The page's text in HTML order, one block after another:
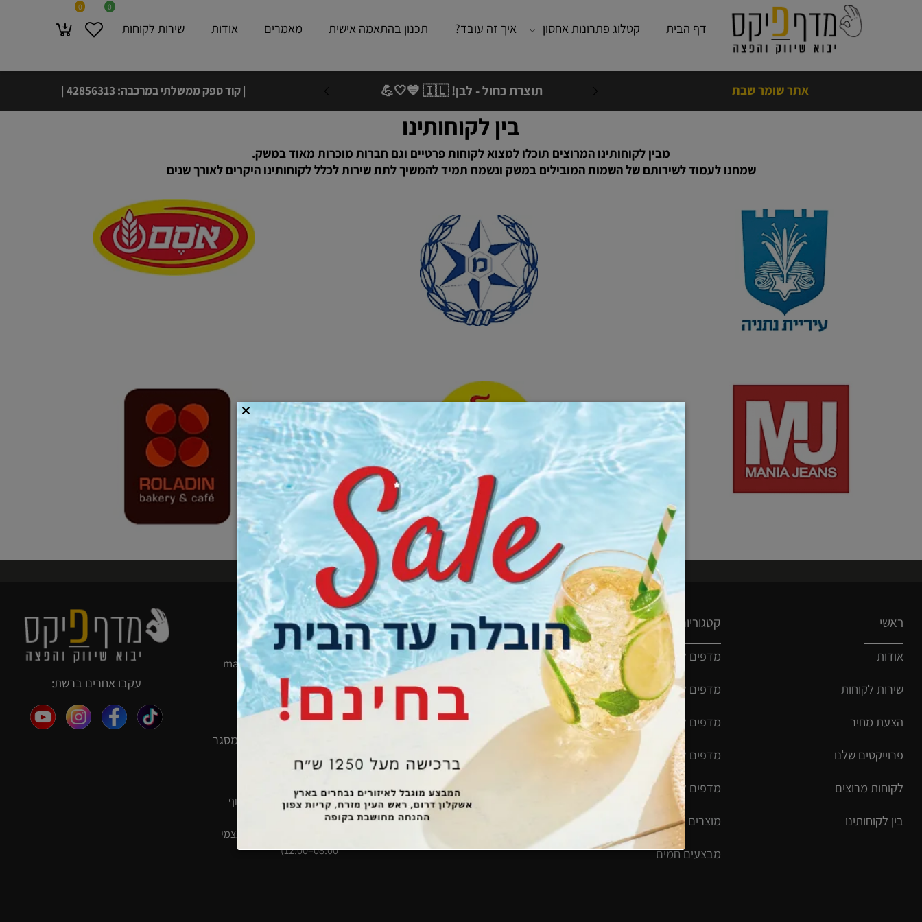
אתר שומר שבת
בראש שקט עם מדף פיקס! כמעט 15
אלפי ביקורות חיוביות❤️
תוצרת כחול - לבן! 🇮🇱 💙🤍💪 משלוח עד בית 🚚🏠 הלקוח תוך 4 ימי עסקים!
| קוד ספק ממשלתי במרכבה: 42856313 |
0 0
דף הבית קטלוג פתרונות אחסון איך זה עובד? תכנון בהתאמה אישית מאמרים אודות שירות לקוחות
בין לקוחותינו
מבין לקוחותינו המרוצים תוכלו למצוא לקוחות פרטיים וגם חברות מוכרות מאוד במשק.
שמחנו לעמוד לשירותם של השמות המובילים במשק ונשמח תמיד להמשיך לתת שירות לכלל לקוחותינו היקרים לאורך שנים
קוחות
מחיר
שלנו
מרוצים
קטגוריות ומוצרים
מדפים למחסן ביתי
מדפים למחסן עסקי
מדפים לארכיון
מדפים למזווה וחדר שירות
מדפים לחדרי ארונות ונעליים
מוצרים משלימים
מידע
שאלות ותשובות
מדפי סופר סלוט
שירותי הובלה וסבלות
שירותי הרכבה וקיבועים
מדיניות פרטיות
יצירת קשר
madafixfix@gmail.com
050-8193655
א.ת הישן נתניה, רח' המסגר
11
שעות פתיחה:
עצמי 08:00–15:30)
עקבו אחרינו ברשת: